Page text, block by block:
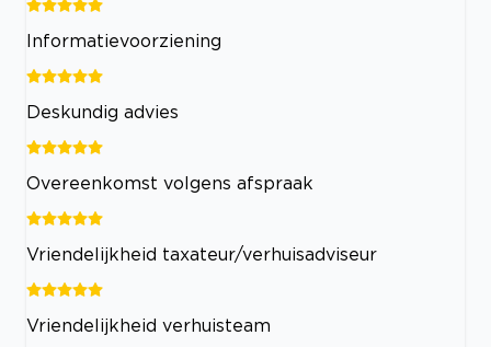
Informatievoorziening
Deskundig advies
Overeenkomst volgens afspraak
Vriendelijkheid taxateur/verhuisadviseur
Vriendelijkheid verhuisteam